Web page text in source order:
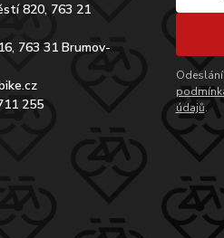
820, 763 21
763 31 Brumov-
255
údajů.